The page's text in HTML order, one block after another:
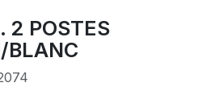
2 POSTES
BLANC